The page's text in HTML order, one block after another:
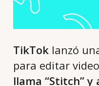
TikToklanzó
para editar
llama “Stitch”